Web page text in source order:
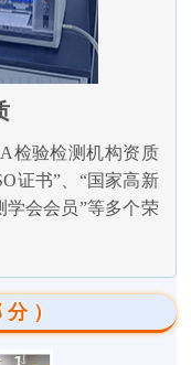
检验检测机构资质
证书”、“国家高新
学会会员”等多个荣
）